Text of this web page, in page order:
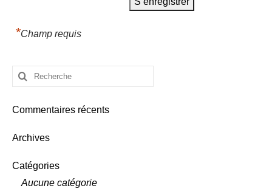
*Champ requis
Rechercher
:
Commentaires récents
Archives
Catégories
Aucune catégorie